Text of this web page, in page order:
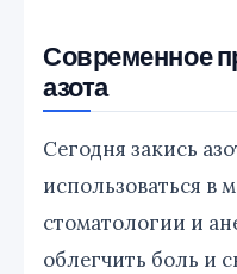
Современное
азота
Сегодня закись
использоваться в
стоматологии и
облегчить боль и